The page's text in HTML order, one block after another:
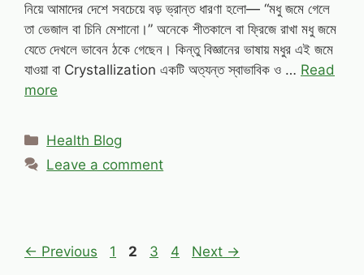
নিয়ে আমাদের দেশে সবচেয়ে বড় ভ্রান্ত ধারণা হলো— “মধু জমে গেলে
তা ভেজাল বা চিনি মেশানো।” অনেকে শীতকালে বা ফ্রিজে রাখা মধু জমে
যেতে দেখলে ভাবেন ঠকে গেছেন। কিন্তু বিজ্ঞানের ভাষায় মধুর এই জমে
যাওয়া বা Crystallization একটি অত্যন্ত স্বাভাবিক ও … Read
more
Categories
Health Blog
Leave a comment
← Previous Page
1 Page
2 Page
3 Page
4 Next →